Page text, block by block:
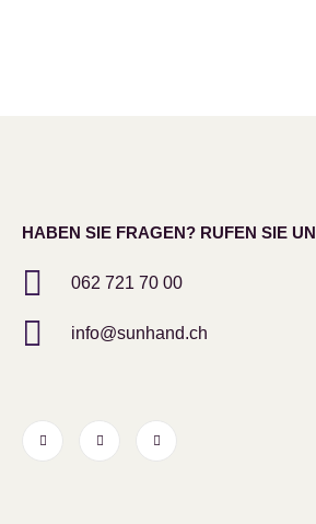
HABEN SIE FRAGEN? RUFEN SIE
062 721 70 00
info@sunhand.ch